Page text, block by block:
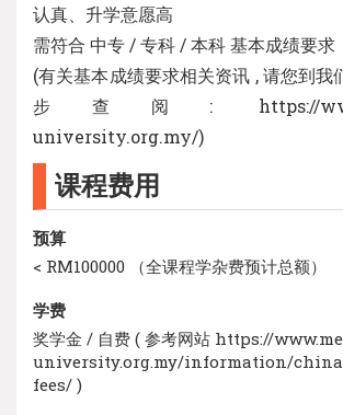
认真、升学意愿高
需符合 中专 / 专科 / 本科 基本成绩要求
(有关基本成绩要求相关资讯 , 请您到我
步查阅: https://
university.org.my/)
课程费用
预算
< RM100000 （全课程学杂费预计总额）
学费
奖学金 / 自费 ( 参考网站 https://
university.org.my/information/
fees/ )